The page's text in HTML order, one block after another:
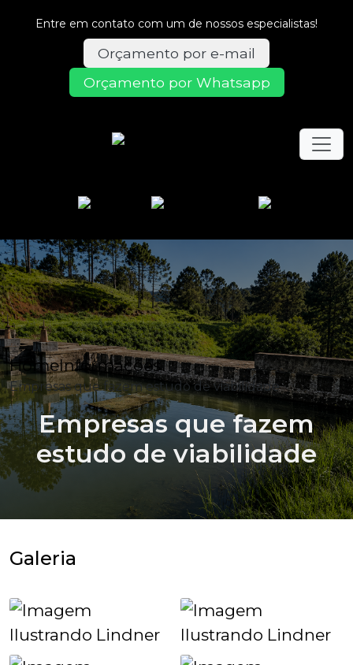
Entre em contato com um de nossos especialistas!
Orçamento por e-mail
Orçamento por Whatsapp
HomeInformações
Empresas que fazem estudo de viabilidade
Empresas que fazem
estudo de viabilidade
Galeria